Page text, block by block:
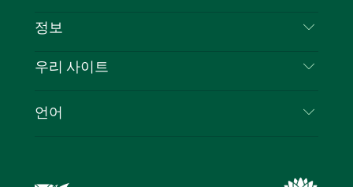
쿠키 고지
목적지
이벤트
정보
여행 정보
뉴사우스웨일즈주 의 사업
우리 사이트
언어